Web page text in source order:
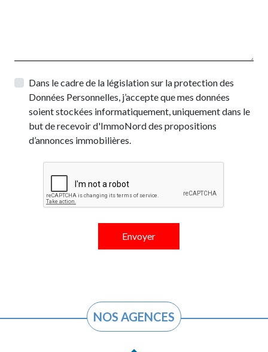
Dans le cadre de la législation sur la protection des
Données Personnelles, j’accepte que mes données
soient stockées informatiquement, uniquement dans le
but de recevoir d'ImmoNord des propositions
d’annonces immobilières.
NOS AGENCES